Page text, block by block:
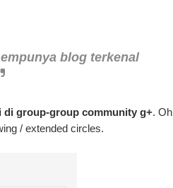
blog terkenal
group-group community g+. Oh
/ extended circles.